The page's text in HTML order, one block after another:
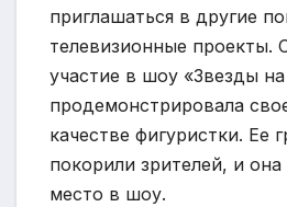
приглашаться в другие
телевизионные проекты.
участие в шоу «Звезды
продемонстрировала
качестве фигуристки. Ее
покорили зрителей, и она
место в шоу.